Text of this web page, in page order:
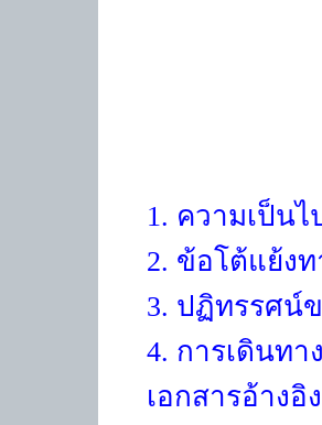
1. ความเป็น
2. ข้อโต้แย้ง
3. ปฏิทรรศน์
4. การเดินท
เอกสารอ้างอิง